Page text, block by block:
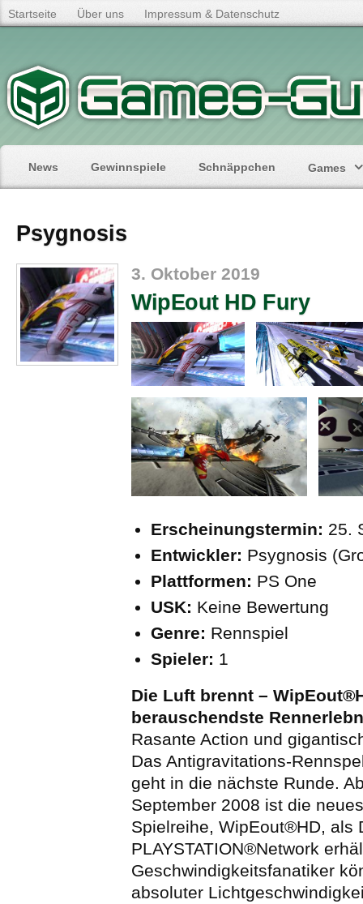
Startseite Über uns Impressum & Datenschutz
News Gewinnspiele Schnäppchen Games
Psygnosis
3. Oktober 2019
WipEout HD Fury
Erscheinungstermin: 25.
Entwickler: Psygnosis
Plattformen: PS One
USK: Keine Bewertung
Genre: Rennspiel
Spieler: 1
Die Luft brennt –
berauschendste
Rasante Action und
Das Antigravitations-
geht in die nächste Runde.
September 2008 ist die
Spielreihe, WipEout®HD, als
PLAYSTATION®Network
Geschwindigkeitsfanatiker
absoluter